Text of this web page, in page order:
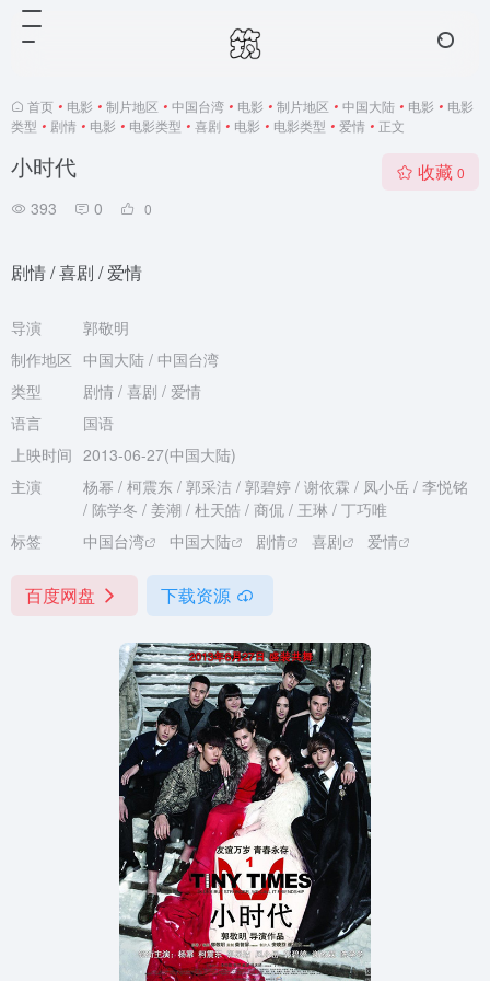
首页 • 电影 • 制片地区 • 中国台湾 • 电影 • 制片地区 • 中国大陆 • 电影 • 电影
类型 • 剧情 • 电影 • 电影类型 • 喜剧 • 电影 • 电影类型 • 爱情 • 正文
小时代
393 0 0
收藏 0
剧情 / 喜剧 / 爱情
导演
郭敬明
制作地区 中国大陆 / 中国台湾
类型
剧情 / 喜剧 / 爱情
语言
国语
上映时间 2013-06-27(中国大陆)
主演
杨幂 / 柯震东 / 郭采洁 / 郭碧婷 / 谢依霖 / 凤小岳 / 李悦铭
/ 陈学冬 / 姜潮 / 杜天皓 / 商侃 / 王琳 / 丁巧唯
标签
中国台湾 中国大陆 剧情 喜剧 爱情
百度网盘 下载资源